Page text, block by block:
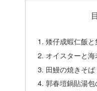
矮仔成蝦仁飯
オイスターと
田鰻の焼きそ
郭春塏鍋貼湯